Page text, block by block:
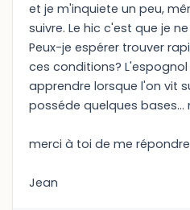
et je m'inquiete un peu,
suivre. Le hic c'est que je
Peux-je espérer trouver
ces conditions?
apprendre lorsque l'on vit
posséde quelques bases...
merci à toi de me
Jean